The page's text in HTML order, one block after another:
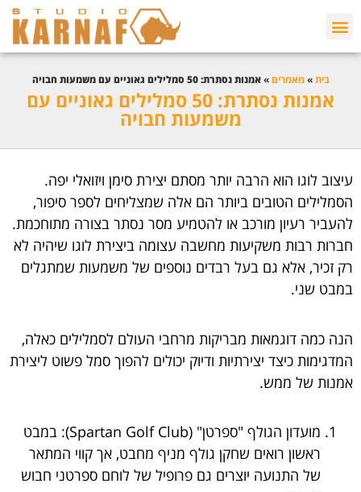
בית»מאמרים »אמנות נסתרת: 50 סמלילים גאוניים עם משמעות חבויה
אמנות נסתרת: 50 סמלילים גאוניים עם
משמעות חבויה
עיצוב לוגו הוא הרבה יותר מסתם יצירת סימן ויזואלי יפה.
הסמלילים הטובים ביותר הם אלה שמצליחים לספר סיפור,
להעביר רעיון מורכב או להטמיע מסר נסתר בצורה מתוחכמת.
חברות רבות משקיעות מחשבה עצומה ביצירת לוגו שיהיה לא
רק זכיר, אלא גם בעל רבדים נוספים של משמעות שמתגלים
במבט שני.
הנה כמה דוגמאות מבריקות מרחבי העולם לסמלילים כאלה,
המדגימות כיצד יצירתיות ודיוק יכולים להפוך סמל פשוט ליצירת
אמנות של ממש.
מועדון הגולף "ספרטן" (Spartan Golf Club): במבט
ראשון רואים שחקן גולף מניף מחבט, אך קווי המתאר
של התנועה יוצרים גם פרופיל של לוחם ספרטני חבוש